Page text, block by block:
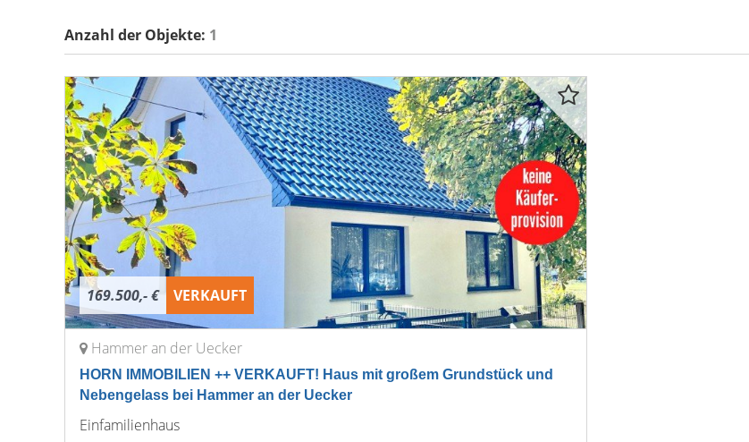
Anzahl der Objekte: 1
169.500,- € VERKAUFT
Hammer an der Uecker
HORN IMMOBILIEN ++ VERKAUFT! Haus mit großem Grundstück und
Nebengelass bei Hammer an der Uecker
Einfamilienhaus